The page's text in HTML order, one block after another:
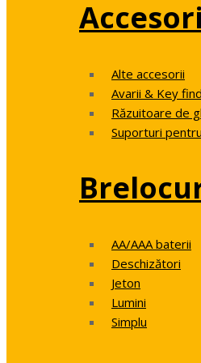
Alte accesorii
Avarii & Key
Răzuitoare de
Suporturi
AA/AAA baterii
Deschizători
Jeton
Lumini
Simplu